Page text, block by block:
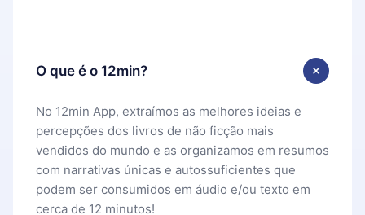
O que é o 12min?
No 12min App, extraímos as melhores ideias e
percepções dos livros de não ficção mais
vendidos do mundo e as organizamos em resumos
com narrativas únicas e autossuficientes que
podem ser consumidos em áudio e/ou texto em
cerca de 12 minutos!